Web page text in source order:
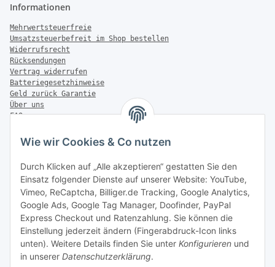
Wie wir Cookies & Co nutzen
Durch Klicken auf „Alle akzeptieren“ gestatten Sie den
Einsatz folgender Dienste auf unserer Website: YouTube,
Vimeo, ReCaptcha, Billiger.de Tracking, Google Analytics,
Google Ads, Google Tag Manager, Doofinder, PayPal
Express Checkout und Ratenzahlung. Sie können die
Einstellung jederzeit ändern (Fingerabdruck-Icon links
unten). Weitere Details finden Sie unter Konfigurieren und
in unserer Datenschutzerklärung.
Informationen
Mehrwertsteuerfreie
Umsatzsteuerbefreit im Shop bestellen
Widerrufsrecht
Rücksendungen
Vertrag widerrufen
Batteriegesetzhinweise
Geld zurück Garantie
Über uns
FAQ
Zahlung & Versand
Versandinformationen
Sonstiges